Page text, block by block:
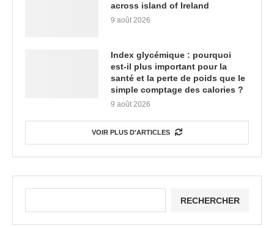
across island of Ireland
9 août 2026
Index glycémique : pourquoi
est-il plus important pour la
santé et la perte de poids que le
simple comptage des calories ?
9 août 2026
VOIR PLUS D'ARTICLES
RECHERCHER